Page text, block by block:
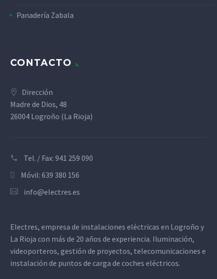
Panadería Zabala
CONTACTO
Dirección
Madre de Dios, 48
26004 Logroño (La Rioja)
Tel. / Fax: 941 259 090
Móvil: 639 380 156
info@electres.es
Electres, empresa de instalaciones eléctricas en Logroño y
La Rioja con más de 20 años de experiencia. Iluminación,
videoporteros, gestión de proyectos, telecomunicaciones e
instalación de puntos de carga de coches eléctricos.